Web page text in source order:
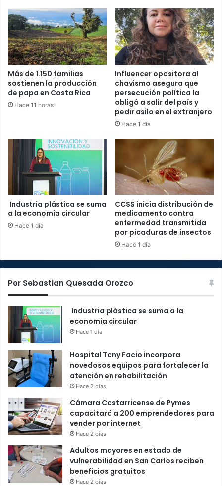
Más de 1.150 familias
sostienen la producción
de papa en Costa Rica
Hace 11 horas
Influencer opositora al
chavismo asegura que
persecución política la
obligó a salir del país y
pedir asilo en el extranjero
Hace 1 día
Industria plástica se suma
a la economía circular
Hace 1 día
CCSS inicia distribución de
medicamento contra
enfermedad transmitida
por picaduras de insectos
Hace 1 día
Por Sebastian Quesada Orozco
Industria plástica se suma a la
economía circular
Hace 1 día
Hospital Tony Facio incorpora
novedosos equipos para fortalecer la
atención en rehabilitación
Hace 2 días
Cámara Costarricense de Pymes
capacitará a 200 emprendedores para
vender por internet
Hace 2 días
Adultos mayores en estado de
vulnerabilidad en San Carlos reciben
beneficios gratuitos
Hace 2 días